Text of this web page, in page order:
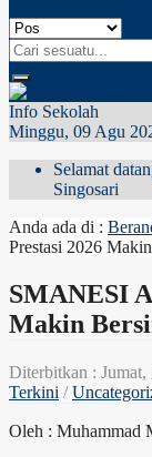
Info Sekolah
Minggu, 09 Agu
Selamat
Singosari
Anda ada di :
Prestasi 2026
SMANESI
Makin
Diterbitkan : Jumat,
Terkini /
Oleh : Muhammad